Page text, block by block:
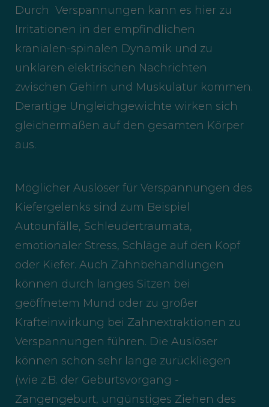
Durch Verspannungen kann es hier zu
Irritationen in der empfindlichen
kranialen-spinalen Dynamik und zu
unklaren elektrischen Nachrichten
zwischen Gehirn und Muskulatur kommen.
Derartige Ungleichgewichte wirken sich
gleichermaßen auf den gesamten Körper
aus.
Möglicher Auslöser für Verspannungen des
Kiefergelenks sind zum Beispiel
Autounfälle, Schleudertraumata,
emotionaler Stress, Schläge auf den Kopf
oder Kiefer. Auch Zahnbehandlungen
können durch langes Sitzen bei
geöffnetem Mund oder zu großer
Krafteinwirkung bei Zahnextraktionen zu
Verspannungen führen. Die Auslöser
können schon sehr lange zurückliegen
(wie z.B. der Geburtsvorgang -
Zangengeburt, ungünstiges Ziehen des